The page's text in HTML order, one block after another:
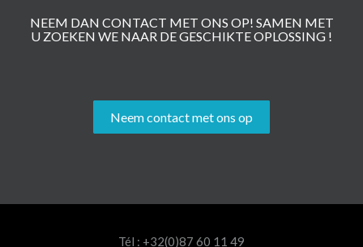
NEEM DAN CONTACT MET ONS OP! SAMEN MET
U ZOEKEN WE NAAR DE GESCHIKTE OPLOSSING !
Neem contact met ons op
Tél : +32(0)87 60 11 49